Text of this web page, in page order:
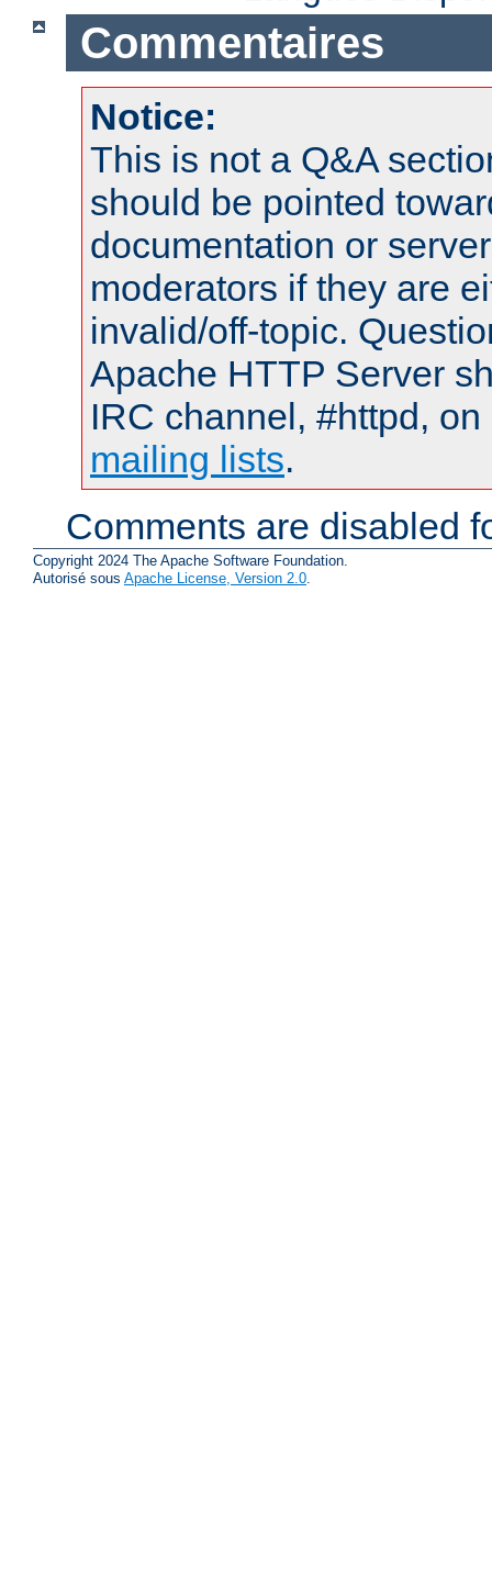
Commentaires
Notice:
This is not a Q&A
should be pointed
documentation or
moderators if they are
invalid/off-topic.
Apache HTTP Server
IRC channel, #httpd,
mailing lists.
Comments are disabled
Copyright 2024 The Apache Software Foundation.
Autorisé sous Apache License, Version 2.0.